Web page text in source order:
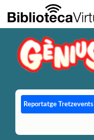
Salta al contingut principal
Reportatge Tretzevents